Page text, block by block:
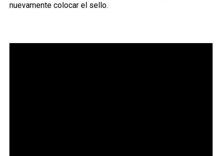
nuevamente colocar el sello.